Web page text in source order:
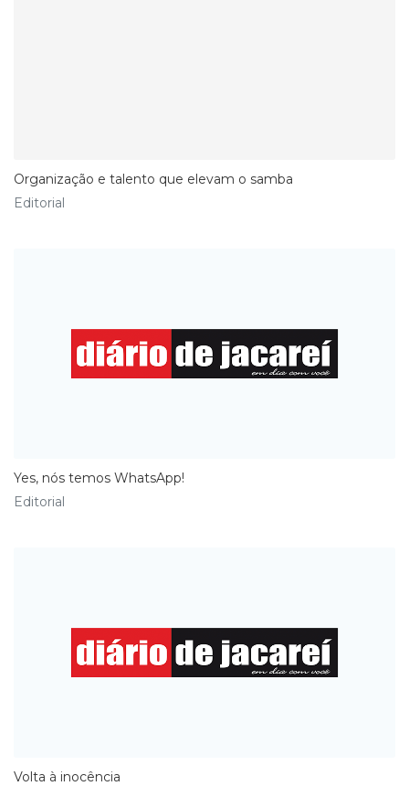
​Organização e talento que elevam o samba
Editorial
Yes, nós temos WhatsApp!
Editorial
Volta à inocência